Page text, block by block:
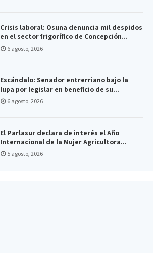
Crisis laboral: Osuna denuncia mil despidos
en el sector frigorífico de Concepción...
6 agosto, 2026
Escándalo: Senador entrerriano bajo la
lupa por legislar en beneficio de su...
6 agosto, 2026
El Parlasur declara de interés el Año
Internacional de la Mujer Agricultora...
5 agosto, 2026